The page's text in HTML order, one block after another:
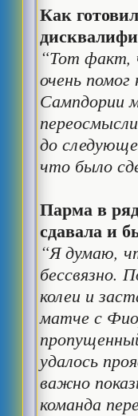
Как
“Тот факт,
очень
Сампдории
до
что было
Парма в
сдавала и
“Я думаю,
бессвязно.
колеи и
матче с
удалось
важно
команда